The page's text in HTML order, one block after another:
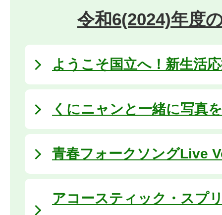
令和6(2024)年度
ようこそ国立へ！新生活
くにニャンと一緒に写真
⻘春フォークソングLive
アコースティック・スプ